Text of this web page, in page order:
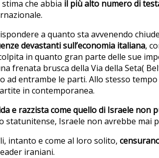
che abbia il più alto numero di
a quanto sta avvenendo
devastanti sull’economia italiana,
in quanto gran parte delle sue
frenata brusca della Via della Seta(
ad entrambe le parti. Allo stesso
in contemporanea.
e razzista come quello di Israele non
statunitense, Israele non avrebbe mai
intanto e come al loro solito,
iraniani.